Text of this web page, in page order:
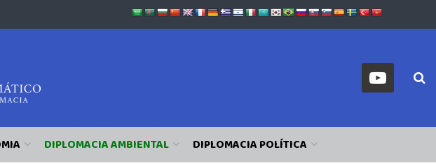
DIPLOMACIA AMBIENTAL DIPLOMACIA POLÍTICA